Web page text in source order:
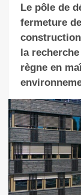
Le pôle de
fermeture
la
règne en